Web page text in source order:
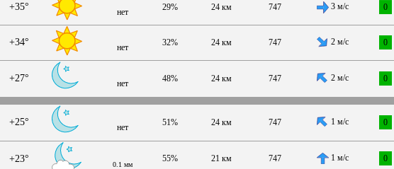
+35° нет 29% 24 км 747 3 м/с 0
+34° нет 32% 24 км 747 2 м/с 0
+27° нет 48% 24 км 747 2 м/с 0
+25° нет 51% 24 км 747 1 м/с 0
+23°
0.1 мм
55% 21 км 747 1 м/с 0